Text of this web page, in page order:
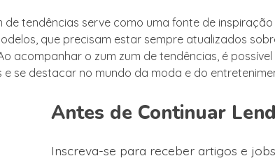
de tendências serve como uma fonte de
que precisam estar sempre atualizados
acompanhar o zum zum de tendências, é
e se destacar no mundo da moda e do
Antes de Continuar
Inscreva-se para receber artigos e